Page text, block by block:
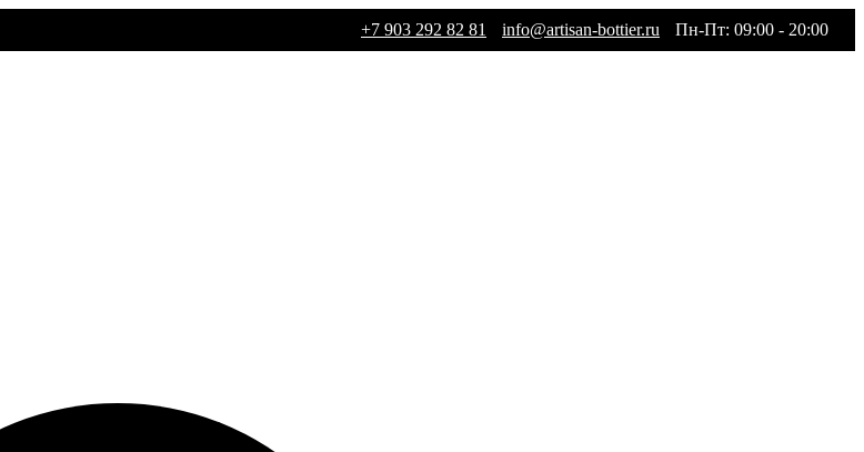
+7 903 292 82 81 info@artisan-bottier.ru Пн-Пт: 09:00 - 20:00